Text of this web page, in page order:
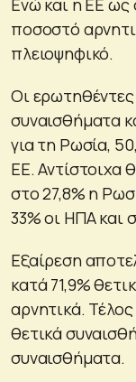
ποσοστό
πλειοψηφικό.
Οι
συναισθήματα
για τη Ρωσία,
ΕΕ. Αντίστοιχα
στο 27,8% η
33% οι ΗΠΑ και
Εξαίρεση
κατά 71,9%
αρνητικά.
θετικά
συναισθήματα.